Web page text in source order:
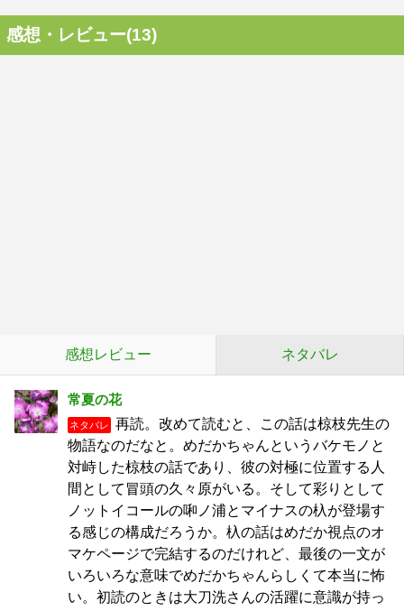
感想・レビュー(13)
感想レビュー ネタバレ
常夏の花
ネタバレ
再読。改めて読むと、この話は椋枝先生の
物語なのだなと。めだかちゃんというバケモノと
対峙した椋枝の話であり、彼の対極に位置する人
間として冒頭の久々原がいる。そして彩りとして
ノットイコールの啝ノ浦とマイナスの杁が登場す
る感じの構成だろうか。杁の話はめだか視点のオ
マケページで完結するのだけれど、最後の一文が
いろいろな意味でめだかちゃんらしくて本当に怖
い。初読のときは大刀洗さんの活躍に意識が持っ